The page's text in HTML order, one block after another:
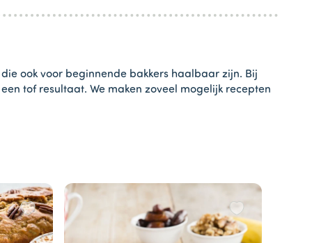
ook voor beginnende bakkers haalbaar zijn. Bij
tof resultaat. We maken zoveel mogelijk recepten